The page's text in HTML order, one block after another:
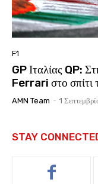
F1
GP Ιταλίας QP:
Ferrari στο σπίτι
AMN Team - 1
STAY